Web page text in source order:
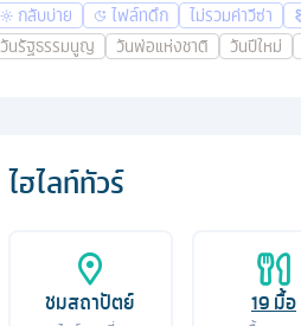
กลับบ่าย ไฟล์ทดึก ไม่รวมค่าวีซ่า
วันรัฐธรรมนูญ
วันพ่อแห่งชาติ วันปีใหม่
ไฮไลท์ทัวร์
ชมสถาปัตย์ 19มื้อ